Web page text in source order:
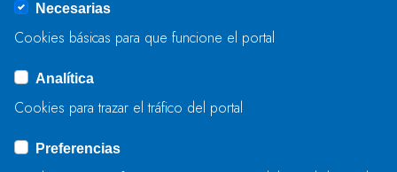
Se produjo un error al cargar el campo
ENVIAR
Necesarias
Cookies básicas para que funcione el portal
Analítica
Cookies para trazar el tráfico del portal
Preferencias